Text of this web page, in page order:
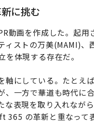
に挑む
動画を作成した。起用
ィストの万美(MAMI)
体現する存在だ。
にしている。たとえ
、一方で華道も時代に
表現を取り入れなが
の革新と重なって